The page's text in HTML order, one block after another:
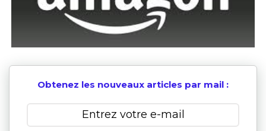
Obtenez les nouveaux articles par mail :